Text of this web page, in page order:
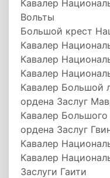
Кавалер
Вольты
Большой крест
Кавалер
Кавалер
Кавалер
Кавалер Большой
ордена Заслуг
Кавалер
ордена Заслуг
Кавалер
Кавалер
Заслуги Гаити